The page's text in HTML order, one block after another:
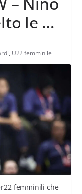
le 14
, U22 femminile
femminili che